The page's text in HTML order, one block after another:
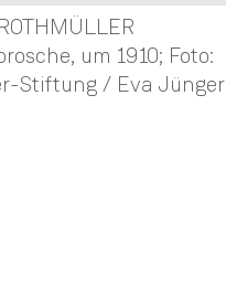
um 1910; Foto:
Stiftung / Eva Jünger